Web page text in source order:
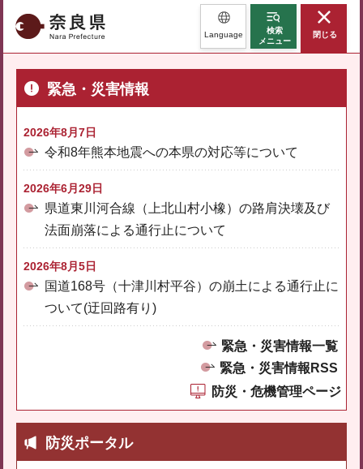
奈良県 Language
検索
メニュー
閉じる
緊急・災害情報
2026年8月7日
令和8年熊本地震への本県の対応等について
2026年6月29日
県道東川河合線（上北山村小橡）の路肩決壊及び
法面崩落による通行止について
2026年8月5日
国道168号（十津川村平谷）の崩土による通行止に
ついて(迂回路有り)
緊急・災害情報一覧
緊急・災害情報RSS
防災・危機管理ページ
防災ポータル